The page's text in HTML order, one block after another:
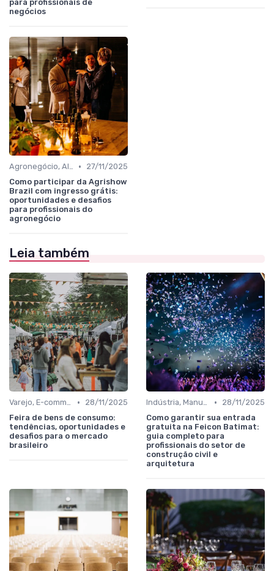
para profissionais de
negócios
Agronegócio, Alimentos, Bebidas e Agroindústria •
27/11/2025
Como participar da Agrishow
Brazil com ingresso grátis:
oportunidades e desafios
para profissionais do
agronegócio
Leia também
Varejo, E-commerce, Serviços e Franquias •
28/11/2025
Feira de bens de consumo:
tendências, oportunidades e
desafios para o mercado
brasileiro
Indústria, Manufatura, Automotivo e Bens de Capital •
28/11/2025
Como garantir sua entrada
gratuita na Feicon Batimat:
guia completo para
profissionais do setor de
construção civil e
arquitetura